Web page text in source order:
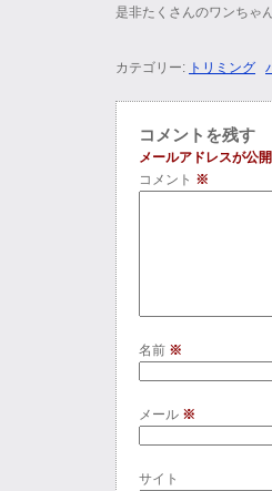
是非たくさんのワンちゃ
カテゴリー: トリミング
コメントを残す
メールアドレスが公
コメント ※
名前 ※
メール ※
サイト